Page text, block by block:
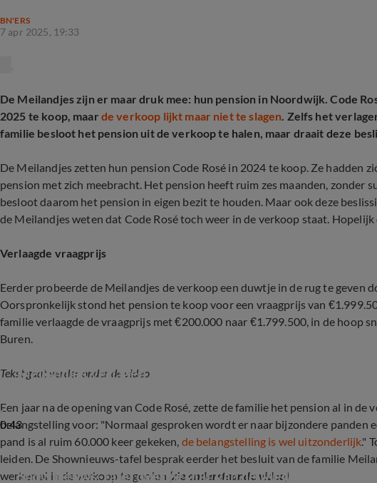
BN'ERS
7 apr 2025, 19:33
De Meilandjes zijn er maar druk mee: hun pension in Noordwijk. Code
2025 te koop, maar de verkoop lijkt maar niet te slagen. Zelfs het
familie besloot het pension uit de verkoop te halen, maar draait deze
De Meilandjes zetten hun pension Code Rosé in 2024 te koop. Ze hadden
pension met zich meebracht. Het pension heeft ruim zes maanden, zonder
besloot daarom het pension in eigen bezit te houden. Maar ook deze
de Meilandjes weten dat Code Rosé toch weer in de verkoop staat. Hopelijk
Verlaagde vraagprijs
Eerder probeerde de Meilandjes de verkoop een duwtje in de rug te geven
Oorspronkelijk stond het pension te koop voor een vraagprijs van
familie verlaagde de vraagprijs met €200.000 naar €1.799.500, in de hoop
Buren.
Tekst gaat verder onder de video.
0:43
Meilandjes verlagen prijs van hun pension
Een jaar na de opening van Code Rosé, zette de familie het pension al in de
belangstelling voor: "Normaal gesproken wordt er naar bijzondere panden
pand is al ruim 60.000 keer gekeken, de belangstelling is wel uitzonderlijk."
leiden. De Shownieuws-tafel besprak eerder het besluit van de familie
werken al in de verkoop te gooien (zie onderstaande video).
Shownieuws-tafel over besluit van de Meilandjes om te